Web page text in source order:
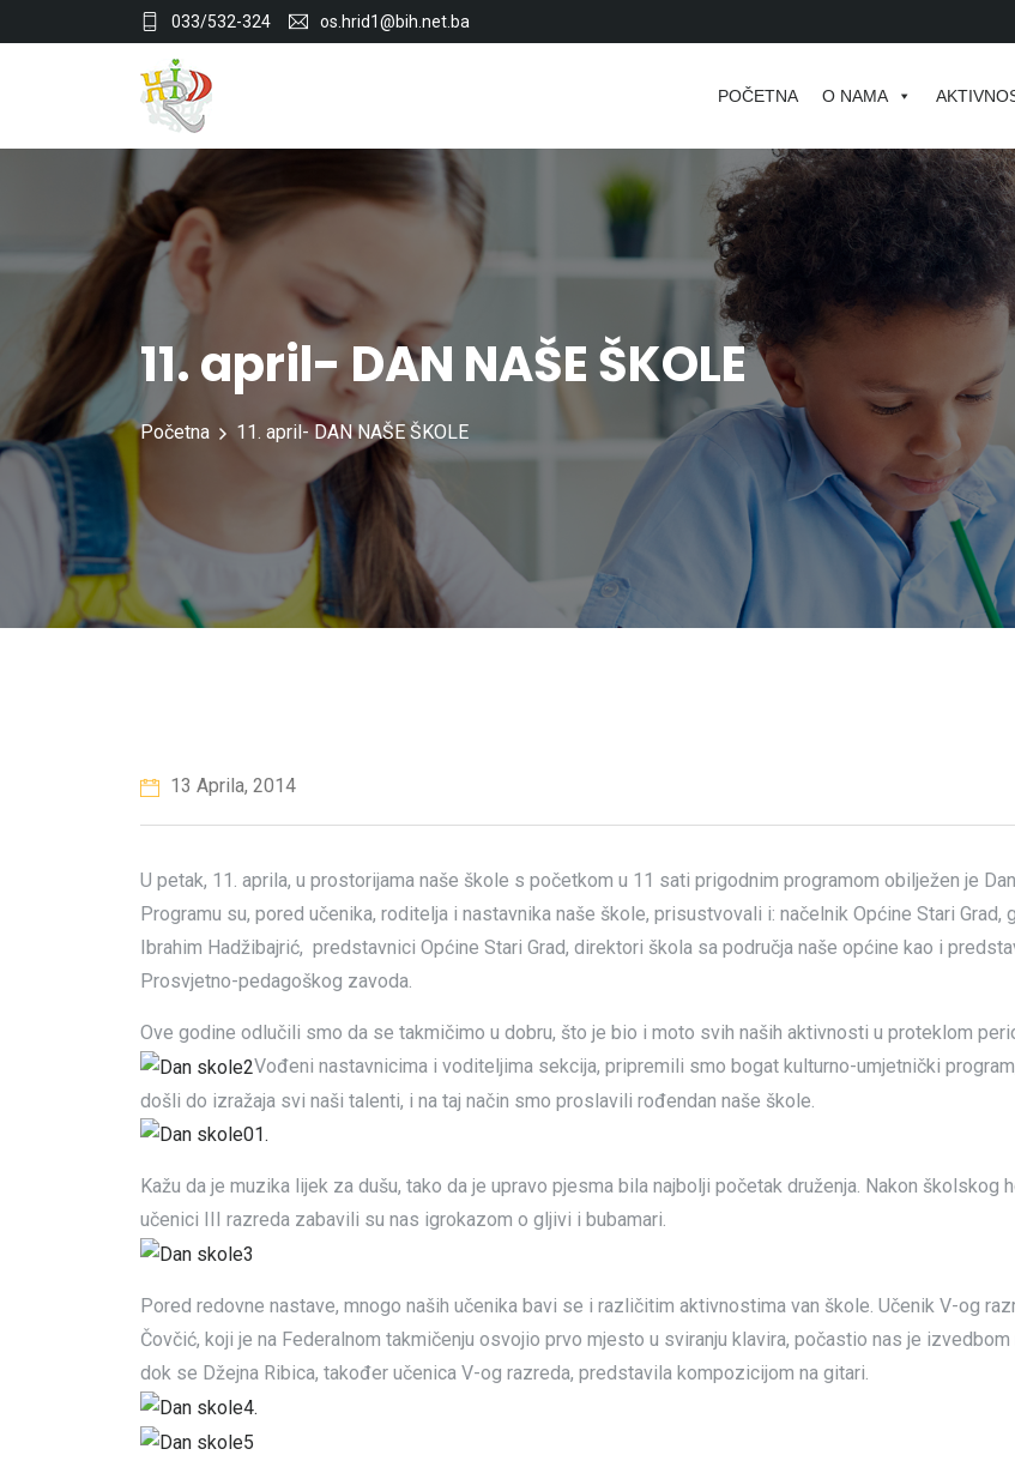
033/532-324 os.hrid1@bih.net.ba
POČETNA O NAMA
11. april- DAN NAŠE ŠKOLE
Početna 11. april- DAN NAŠE ŠKOLE
13 Aprila, 2014
U petak, 11. aprila, u prostorijama naše škole s početkom u 11 sati prigodnim programom obilježen je
Programu su, pored učenika, roditelja i nastavnika naše škole, prisustvovali i: načelnik Općine Stari Grad,
Ibrahim Hadžibajrić, predstavnici Općine Stari Grad, direktori škola sa područja naše općine kao i
Prosvjetno-pedagoškog zavoda.
Ove godine odlučili smo da se takmičimo u dobru, što je bio i moto svih naših aktivnosti u proteklom
Vođeni nastavnicima i voditeljima sekcija, pripremili smo bogat kulturno-umjetnički
došli do izražaja svi naši talenti, i na taj način smo proslavili rođendan naše škole.
Kažu da je muzika lijek za dušu, tako da je upravo pjesma bila najbolji početak druženja. Nakon školskog
učenici III razreda zabavili su nas igrokazom o gljivi i bubamari.
Pored redovne nastave, mnogo naših učenika bavi se i različitim aktivnostima van škole. Učenik V-og
Čovčić, koji je na Federalnom takmičenju osvojio prvo mjesto u sviranju klavira, počastio nas je izvedbom
dok se Džejna Ribica, također učenica V-og razreda, predstavila kompozicijom na gitari.